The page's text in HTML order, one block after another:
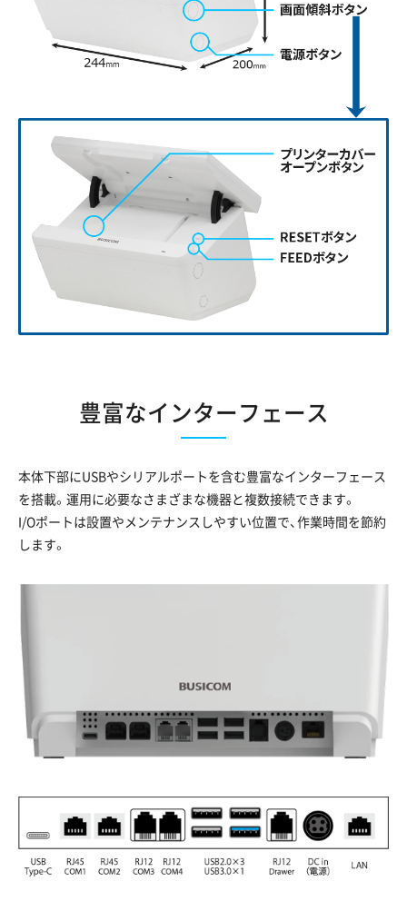
豊富なインターフェース
本体下部にUSBやシリアルポートを含む豊富なインターフェース
を搭載。運用に必要なさまざまな機器と複数接続できます。
I/Oポートは設置やメンテナンスしやすい位置で、作業時間を節約
します。